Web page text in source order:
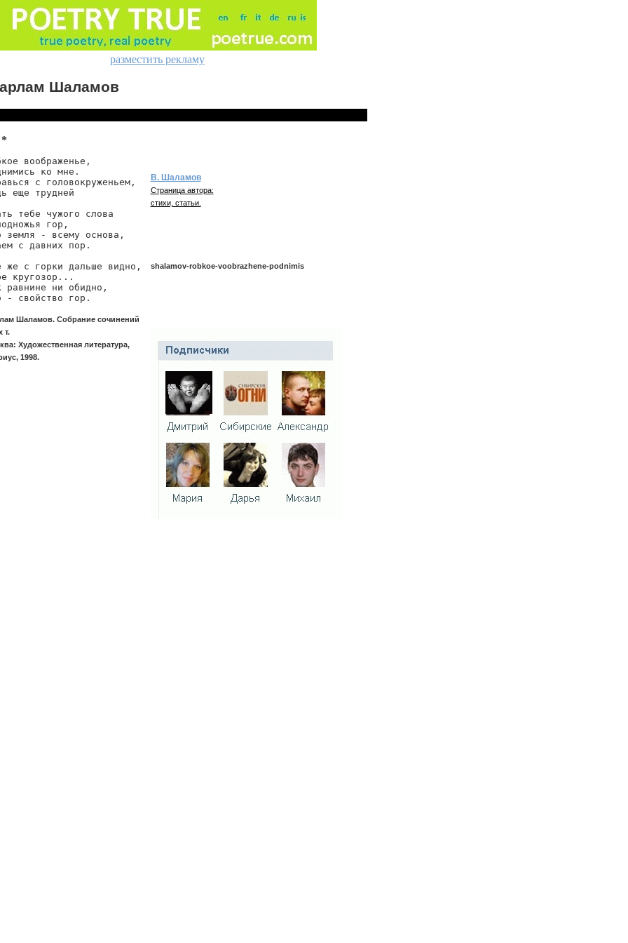
разместить рекламу
Шаламов
воображенье,
ко мне.
с головокруженьем,
еще трудней
тебе чужого слова
гор,
земля - всему основа,
с давних пор.
же с горки дальше видно,
кругозор...
равнине ни обидно,
- свойство гор.
Шаламов. Собрание сочинений
т.
Художественная литература,
1998.
В. Шаламов
Страница автора:
стихи, статьи.
shalamov-robkoe-voobrazhene-podnimis